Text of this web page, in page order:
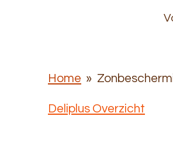
Home »
Deliplus Overzicht